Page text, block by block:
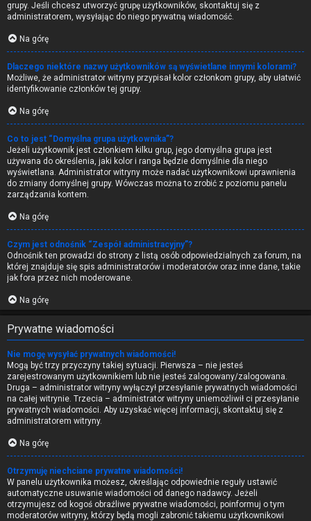
grupy. Jeśli chcesz utworzyć grupę użytkowników, skontaktuj się z
administratorem, wysyłając do niego prywatną wiadomość.
Na górę
Dlaczego niektóre nazwy użytkowników są wyświetlane innymi kolorami?
Możliwe, że administrator witryny przypisał kolor członkom grupy, aby ułatwić
identyfikowanie członków tej grupy.
Na górę
Co to jest “Domyślna grupa użytkownika”?
Jeżeli użytkownik jest członkiem kilku grup, jego domyślna grupa jest
używana do określenia, jaki kolor i ranga będzie domyślnie dla niego
wyświetlana. Administrator witryny może nadać użytkownikowi uprawnienia
do zmiany domyślnej grupy. Wówczas można to zrobić z poziomu panelu
zarządzania kontem.
Na górę
Czym jest odnośnik “Zespół administracyjny”?
Odnośnik ten prowadzi do strony z listą osób odpowiedzialnych za forum, na
której znajduje się spis administratorów i moderatorów oraz inne dane, takie
jak fora przez nich moderowane.
Na górę
Prywatne wiadomości
Nie mogę wysyłać prywatnych wiadomości!
Mogą być trzy przyczyny takiej sytuacji. Pierwsza – nie jesteś
zarejestrowanym użytkownikiem lub nie jesteś zalogowany/zalogowana.
Druga – administrator witryny wyłączył przesyłanie prywatnych wiadomości
na całej witrynie. Trzecia – administrator witryny uniemożliwił ci przesyłanie
prywatnych wiadomości. Aby uzyskać więcej informacji, skontaktuj się z
administratorem witryny.
Na górę
Otrzymuję niechciane prywatne wiadomości!
W panelu użytkownika możesz, określając odpowiednie reguły ustawić
automatyczne usuwanie wiadomości od danego nadawcy. Jeżeli
otrzymujesz od kogoś obraźliwe prywatne wiadomości, poinformuj o tym
moderatorów witryny, którzy będą mogli zabronić takiemu użytkownikowi